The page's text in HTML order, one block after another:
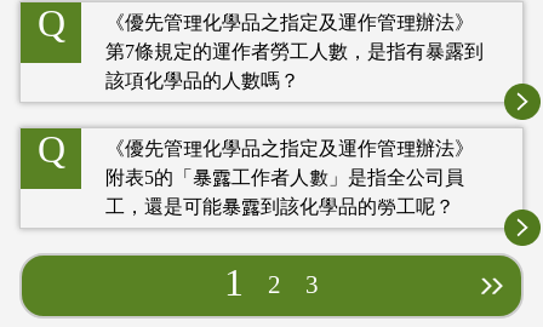
Q
《優先管理化學品之指定及運作管理辦法》
第7條規定的運作者勞工人數，是指有暴露到
該項化學品的人數嗎？
Q
《優先管理化學品之指定及運作管理辦法》
附表5的「暴露工作者人數」是指全公司員
工，還是可能暴露到該化學品的勞工呢？
1 2 3